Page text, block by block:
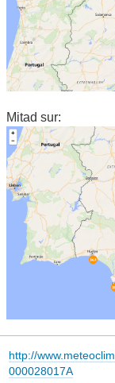
Mitad sur:
http://
000028017A